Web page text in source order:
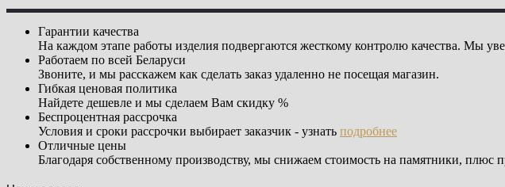
Гарантии качества
На каждом этапе работы изделия подвергаются жесткому контролю качества. Мы
Работаем по всей Беларуси
Звоните, и мы расскажем как сделать заказ удаленно не посещая магазин.
Гибкая ценовая политика
Найдете дешевле и мы сделаем Вам скидку %
Беспроцентная рассрочка
Условия и сроки рассрочки выбирает заказчик - узнать подробнее
Отличные цены
Благодаря собственному производству, мы снижаем стоимость на памятники, плюс